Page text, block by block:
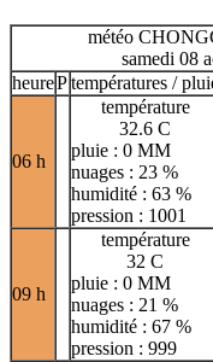
météo
samedi 08
heurePtempératures /
06 h
température
32.6 C
pluie : 0 MM
nuages : 23 %
humidité : 63 %
pression : 1001
09 h
température
32 C
pluie : 0 MM
nuages : 21 %
humidité : 67 %
pression : 999